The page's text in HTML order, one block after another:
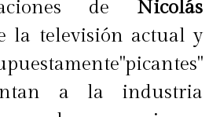
de Nicolás
la televisión actual y
a la industria